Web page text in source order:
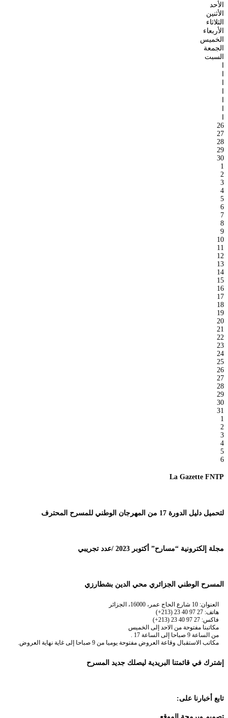
الأحد
الأثنين
الثلاثاء
الأربعاء
الخميس
الجمعة
السبت
26
27
28
29
30
1
2
3
4
5
6
7
8
9
10
11
12
13
14
15
16
17
18
19
20
21
22
23
24
25
26
27
28
29
30
31
1
2
3
4
5
6
La Gazette FNTP
لتحميل دليل الدورة 17 من المهرجان الوطني للمسرح المحترف
مجلة إلكترونية “مسارح” أكتوبر 2023 /عدد تجريبي
المسرح الوطني الجزائري محي الدين بشطارزي
العنوان: 10 شارع الحاج عمر، 16000، الجزائر
هاتف: 27 97 40 23 (213+)
فاكس: 27 97 40 23 (213+)
مكاتبنا مفتوحة من الاحد إلى الخميس
من الساعة 9 صباحا إلى الساعة 17 .
مكاتب الاستقبال وقاعة العروض مفتوحة يوميا من 9 صباحا إلى غاية نهاية العروض.
إشترك في قائمتنا البريدية ليصلك جديد المسرح
تابع أخبارنا على: